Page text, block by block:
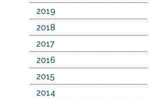
2019
2018
2017
2016
2015
2014